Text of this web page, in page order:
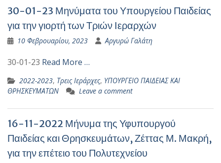
30-01-23 Μηνύματα του Υπουργείου Παιδείας
για την γιορτή των Τριών Ιεραρχών
10 Φεβρουαρίου, 2023 Αργυρώ Γαλάτη
30-01-23 Read More …
2022-2023, Τρεις Ιεράρχες, ΥΠΟΥΡΓΕΙΟ ΠΑΙΔΕΙΑΣ ΚΑΙ
ΘΡΗΣΚΕΥΜΑΤΩΝ
Leave a comment
16-11-2022 Μήνυμα της Υφυπουργού
Παιδείας και Θρησκευμάτων, Ζέττας Μ. Μακρή,
για την επέτειο του Πολυτεχνείου